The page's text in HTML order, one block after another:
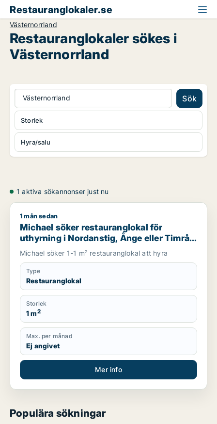
Restauranglokaler.se
Västernorrland
Restauranglokaler sökes i
Västernorrland
Västernorrland Sök
Hyra/salu
Storlek
1 aktiva sökannonser just nu
Michael söker restauranglokal för uthyrning i Nordanstig,
1 mån sedan
Michael söker restauranglokal för
uthyrning i Nordanstig, Ånge eller Timrå
m.fl.
Michael söker 1-1 m² restauranglokal att hyra
Type
Restauranglokal
Storlek
1 m2
Max. per månad
Ej angivet
Mer info
Populära sökningar